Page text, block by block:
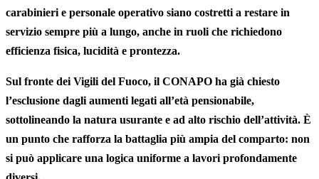
carabinieri e personale operativo siano costretti a restare in
servizio sempre più a lungo, anche in ruoli che richiedono
efficienza fisica, lucidità e prontezza.
Sul fronte dei Vigili del Fuoco, il CONAPO ha già chiesto
l’esclusione dagli aumenti legati all’età pensionabile,
sottolineando la natura usurante e ad alto rischio dell’attività. È
un punto che rafforza la battaglia più ampia del comparto: non
si può applicare una logica uniforme a lavori profondamente